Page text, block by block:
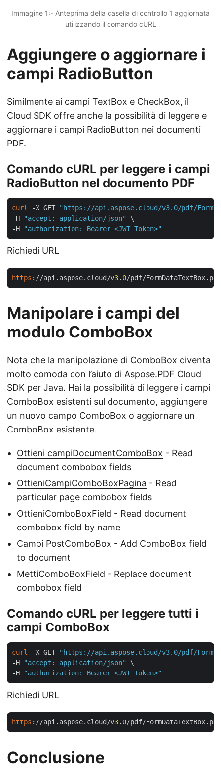
Immagine 1:- Anteprima della casella di controllo 1 aggiornata
utilizzando il comando cURL
Aggiungere o aggiornare i
campi RadioButton
Similmente ai campi TextBox e CheckBox, il
Cloud SDK offre anche la possibilità di leggere e
aggiornare i campi RadioButton nei documenti
PDF.
Comando cURL per leggere i campi
RadioButton nel documento PDF
curl -X GET
"https://api.aspose.cloud/v3.0/pdf/
-H
"accept: application/json"
\
-H
"authorization: Bearer <JWT Token>"
Richiedi URL
https ://api.aspose.cloud/v3. 0
Manipolare i campi del
modulo ComboBox
Nota che la manipolazione di ComboBox diventa
molto comoda con l’aiuto di Aspose.PDF Cloud
SDK per Java. Hai la possibilità di leggere i campi
ComboBox esistenti sul documento, aggiungere
un nuovo campo ComboBox o aggiornare un
ComboBox esistente.
Ottieni campiDocumentComboBox - Read
document combobox fields
OttieniCampiComboBoxPagina - Read
particular page combobox fields
OttieniComboBoxField - Read document
combobox field by name
Campi PostComboBox - Add ComboBox field
to document
MettiComboBoxField - Replace document
combobox field
Comando cURL per leggere tutti i
campi ComboBox
curl -X GET
"https://api.aspose.cloud/v3.0/pdf/
-H
"accept: application/json"
\
-H
"authorization: Bearer <JWT Token>"
Richiedi URL
https ://api.aspose.cloud/v3. 0
Conclusione